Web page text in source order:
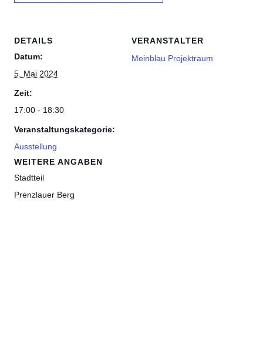
DETAILS
Datum:
5. Mai 2024
Zeit:
17:00 - 18:30
Veranstaltungskategorie:
Ausstellung
VERANSTALTER
Meinblau Projektraum
WEITERE ANGABEN
Stadtteil
Prenzlauer Berg